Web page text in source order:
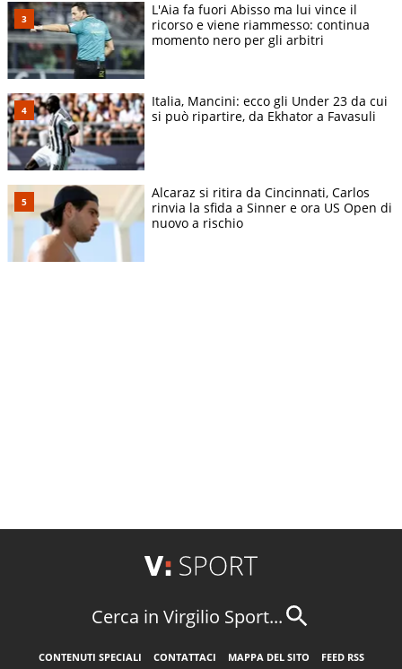
L'Aia fa fuori Abisso ma lui vince il
ricorso e viene riammesso: continua
momento nero per gli arbitri
Italia, Mancini: ecco gli Under 23 da cui
si può ripartire, da Ekhator a Favasuli
Alcaraz si ritira da Cincinnati, Carlos
rinvia la sfida a Sinner e ora US Open di
nuovo a rischio
Cerca in Virgilio Sport...
CONTENUTI SPECIALI CONTATTACI MAPPA DEL SITO
FEED RSS